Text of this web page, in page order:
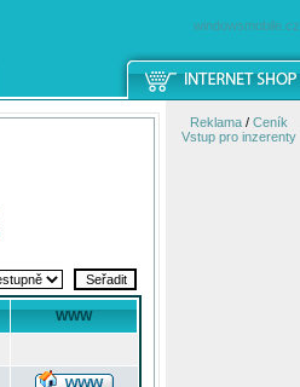
windowsmobile.cz
WWW
Reklama/ Ceník
Vstup pro inzerenty